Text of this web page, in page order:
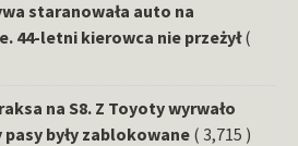
staranowała auto na
44-letni kierowca nie przeżył (
na S8. Z Toyoty wyrwało
były zablokowane ( 3,715 )